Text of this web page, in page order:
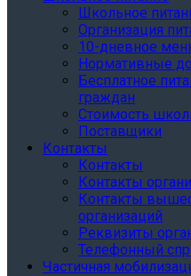
Школьное
Организация
10-дневное
Нормативные
Бесплатное
граждан
Стоимость
Поставщики
Контакты
Контакты
Контакты
Контакты
организаций
Реквизиты
Телефонный
Частичная